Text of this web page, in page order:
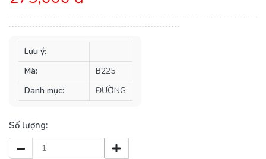
Lưu ý:
Mã:
B225
Danh mục:
ĐƯỜNG
Số lượng: